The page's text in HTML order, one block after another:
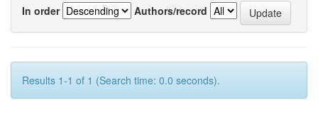
In order
Authors/record
Results 1-1 of 1 (Search time: 0.0 seconds).